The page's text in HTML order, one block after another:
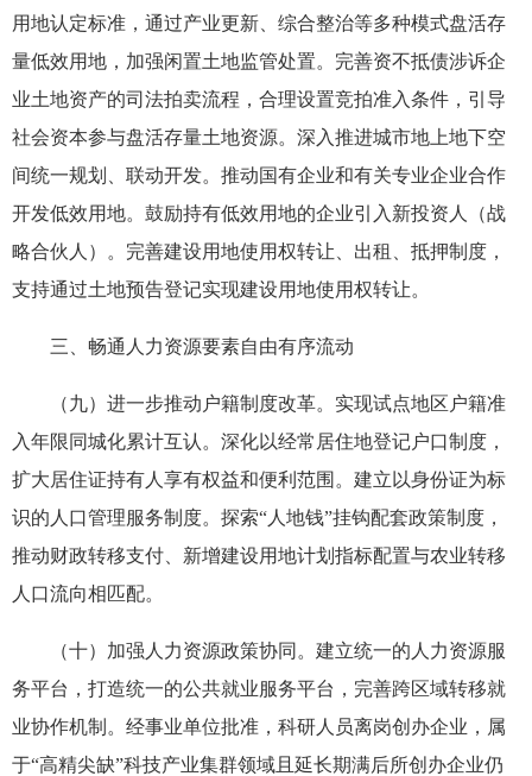
用地认定标准，通过产业更新、综合整治等多种模式盘活存
量低效用地，加强闲置土地监管处置。完善资不抵债涉诉企
业土地资产的司法拍卖流程，合理设置竞拍准入条件，引导
社会资本参与盘活存量土地资源。深入推进城市地上地下空
间统一规划、联动开发。推动国有企业和有关专业企业合作
开发低效用地。鼓励持有低效用地的企业引入新投资人（战
略合伙人）。完善建设用地使用权转让、出租、抵押制度，
支持通过土地预告登记实现建设用地使用权转让。
三、畅通人力资源要素自由有序流动
（九）进一步推动户籍制度改革。实现试点地区户籍准
入年限同城化累计互认。深化以经常居住地登记户口制度，
扩大居住证持有人享有权益和便利范围。建立以身份证为标
识的人口管理服务制度。探索“人地钱”挂钩配套政策制度，
推动财政转移支付、新增建设用地计划指标配置与农业转移
人口流向相匹配。
（十）加强人力资源政策协同。建立统一的人力资源服
务平台，打造统一的公共就业服务平台，完善跨区域转移就
业协作机制。经事业单位批准，科研人员离岗创办企业，属
于“高精尖缺”科技产业集群领域且延长期满后所创办企业仍